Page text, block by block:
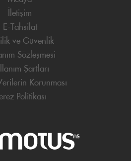
İletişim
E-Tahsilat
ve Güvenlik
Sözleşmesi
Şartları
Korunması
Politikası